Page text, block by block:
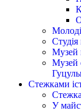
Музей
Музей
Стежками
У